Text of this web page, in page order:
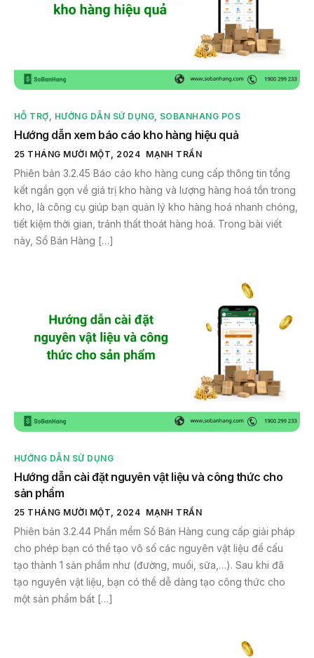
HỖ TRỢ, HƯỚNG DẪN SỬ DỤNG, SOBANHANG POS
Hướng dẫn xem báo cáo kho hàng hiệu quả
25 THÁNG MƯỜI MỘT, 2024 MẠNH TRẦN
Phiên bản 3.2.45 Báo cáo kho hàng cung cấp thông tin tổng
kết ngắn gọn về giá trị kho hàng và lượng hàng hoá tồn trong
kho, là công cụ giúp bạn quản lý kho hàng hoá nhanh chóng,
tiết kiệm thời gian, tránh thất thoát hàng hoá. Trong bài viết
này, Sổ Bán Hàng […]
HƯỚNG DẪN SỬ DỤNG
Hướng dẫn cài đặt nguyên vật liệu và công thức cho
sản phẩm
25 THÁNG MƯỜI MỘT, 2024 MẠNH TRẦN
Phiên bản 3.2.44 Phần mềm Sổ Bán Hàng cung cấp giải pháp
cho phép bạn có thể tạo vô số các nguyên vật liệu để cấu
tạo thành 1 sản phẩm như (đường, muối, sữa,…). Sau khi đã
tạo nguyên vật liệu, bạn có thể dễ dàng tạo công thức cho
một sản phẩm bất […]